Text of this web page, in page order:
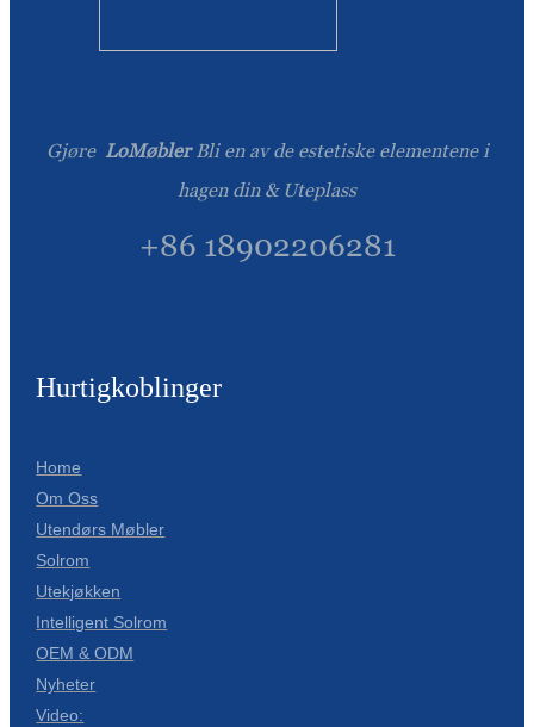
Gjøre LoMøblerBli en av de estetiske elementene i
hagen din & Uteplass
+86 18902206281
Hurtigkoblinger
Home
Om Oss
Utendørs Møbler
Solrom
Utekjøkken
Intelligent Solrom
OEM & ODM
Nyheter
Video: